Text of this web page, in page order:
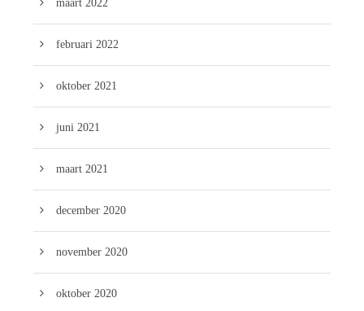
maart 2022
februari 2022
oktober 2021
juni 2021
maart 2021
december 2020
november 2020
oktober 2020